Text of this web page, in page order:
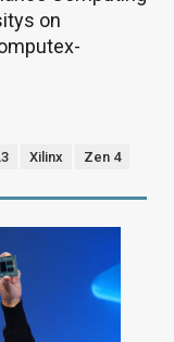
on
Xilinx Zen 4